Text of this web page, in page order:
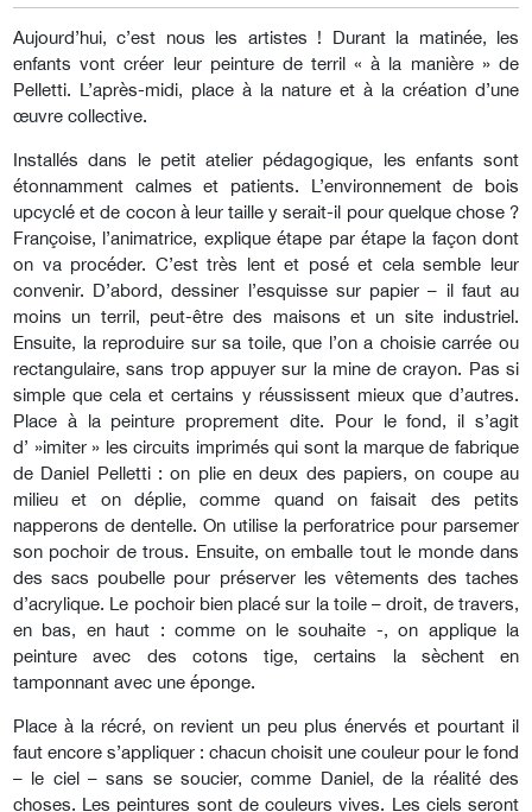
Aujourd’hui, c’est nous les artistes ! Durant la matinée, les
enfants vont créer leur peinture de terril « à la manière » de
Pelletti. L’après-midi, place à la nature et à la création d’une
œuvre collective.
Installés dans le petit atelier pédagogique, les enfants sont
étonnamment calmes et patients. L’environnement de bois
upcyclé et de cocon à leur taille y serait-il pour quelque chose ?
Françoise, l’animatrice, explique étape par étape la façon dont
on va procéder. C’est très lent et posé et cela semble leur
convenir. D’abord, dessiner l’esquisse sur papier – il faut au
moins un terril, peut-être des maisons et un site industriel.
Ensuite, la reproduire sur sa toile, que l’on a choisie carrée ou
rectangulaire, sans trop appuyer sur la mine de crayon. Pas si
simple que cela et certains y réussissent mieux que d’autres.
Place à la peinture proprement dite. Pour le fond, il s’agit
d’ »imiter » les circuits imprimés qui sont la marque de fabrique
de Daniel Pelletti : on plie en deux des papiers, on coupe au
milieu et on déplie, comme quand on faisait des petits
napperons de dentelle. On utilise la perforatrice pour parsemer
son pochoir de trous. Ensuite, on emballe tout le monde dans
des sacs poubelle pour préserver les vêtements des taches
d’acrylique. Le pochoir bien placé sur la toile – droit, de travers,
en bas, en haut : comme on le souhaite -, on applique la
peinture avec des cotons tige, certains la sèchent en
tamponnant avec une éponge.
Place à la récré, on revient un peu plus énervés et pourtant il
faut encore s’appliquer : chacun choisit une couleur pour le fond
– le ciel – sans se soucier, comme Daniel, de la réalité des
choses. Les peintures sont de couleurs vives. Les ciels seront